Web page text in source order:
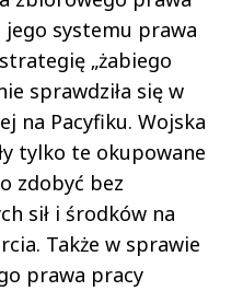
jego systemu prawa
„żabiego
sprawdziła się w
na Pacyfiku. Wojska
tylko te okupowane
zdobyć bez
sił i środków na
Także w sprawie
prawa pracy